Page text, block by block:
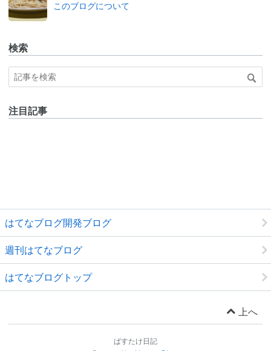
ログ
このブログについて
検索
注目記事
はてなブログ開発ブログ
週刊はてなブログ
はてなブログトップ
上へ
ぱすたけ日記